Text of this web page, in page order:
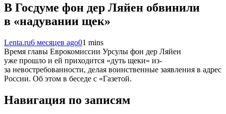
В Госдуме фон дер Ляйен обвинили
в «надувании щек»
Lenta.ru6 месяцев ago01 mins
Время главы Еврокомиссии Урсулы фон дер Ляйен
уже прошло и ей приходится «дуть щеки» из-
за невостребованности, делая воинственные заявления в адрес
России. Об этом в беседе с «Газетой.
Навигация по записям